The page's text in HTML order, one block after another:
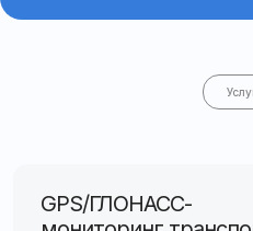
и грузовиков согласно
требованиям ЭРА-ГЛОНАСС
Перейти к услуге